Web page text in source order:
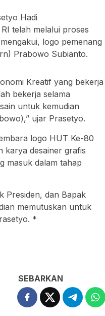
Hadi
telah melalui proses
logo pemenang
Prabowo Subianto.
Kreatif yang bekerja
bekerja selama
untuk kemudian
ujar Prasetyo.
logo HUT Ke-80
karya desainer grafis
masuk dalam tahap
Presiden, dan Bapak
memutuskan untuk
*
SEBARKAN